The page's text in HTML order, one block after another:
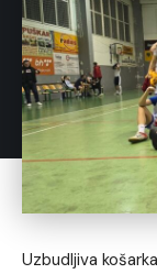
Uzbudljiva